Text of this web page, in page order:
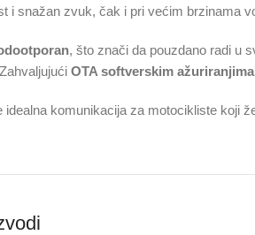
i snažan zvuk, čak i pri većim brzinama
, što znači da pouzdano radi u
OTA softverskim ažuriranjima
idealna komunikacija za motocikliste koji